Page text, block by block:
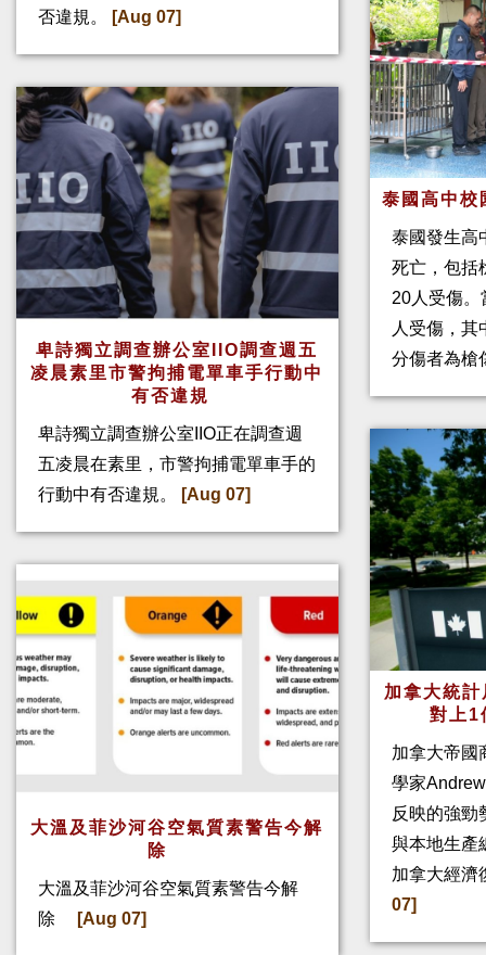
否違規。
[Aug 07]
卑詩獨立調查辦公室IIO調查週五
凌晨素里市警拘捕電單車手行動中
有否違規
卑詩獨立調查辦公室IIO正在調查週
五凌晨在素里，市警拘捕電單車手的
行動中有否違規。
[Aug 07]
大溫及菲沙河谷空氣質素警告今解
除
大溫及菲沙河谷空氣質素警告今解
除
[Aug 07]
泰國高中
泰國發生高
死亡，包括
20人受傷
人受傷，其
分傷者為槍
加拿大統
對上
加拿大帝國
學家
反映的強勁
與本地生產
加拿大經濟
07]